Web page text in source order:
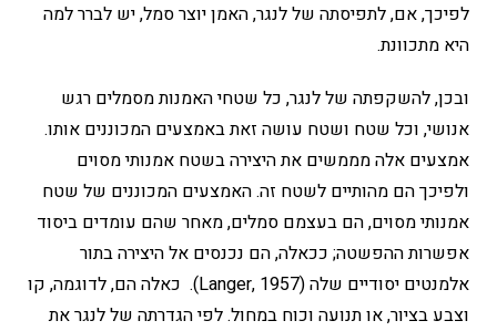
לפיכך, אם, לתפיסתה של לנגר, האמן יוצר סמל, יש לברר למה
היא מתכוונת.
ובכן, להשקפתה של לנגר, כל שטחי האמנות מסמלים רגש
אנושי, וכל שטח ושטח עושה זאת באמצעים המכוננים אותו.
אמצעים אלה מממשים את היצירה בשטח אמנותי מסוים
ולפיכך הם מהותיים לשטח זה. האמצעים המכוננים של שטח
אמנותי מסוים, הם בעצמם סמלים, מאחר שהם עומדים ביסוד
אפשרות ההפשטה; ככאלה, הם נכנסים אל היצירה בתור
אלמנטים יסודיים שלה (Langer, 1957). כאלה הם, לדוגמה, קו
וצבע בציור, או תנועה וכוח במחול. לפי הגדרתה של לנגר את